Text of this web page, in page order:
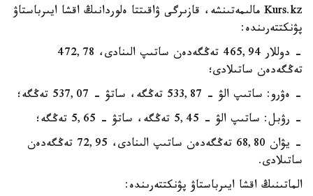
Kurs.kz مالىمەتىنشە، قازىرگى ۋاقىتتا ەلوردانىڭ اقشا ايىرباستاۋ
پۋنكتتەرىندە:
- دوللار 465,94 تەڭگەدەن ساتىپ الىنادى، 472,78
تەڭگەدەن ساتىلادى؛
- ەۋرو: ساتىپ الۋ - 533,87 تەڭگە، ساتۋ - 537,07 تەڭگە؛
- رۋبل: ساتىپ الۋ - 5,45 تەڭگە، ساتۋ - 5,65 تەڭگە؛
- يۋان 68,80 تەڭگەدەن ساتىپ الىنادى، 72,95 تەڭگەدەن
ساتىلادى.
الماتىنىڭ اقشا ايىرباستاۋ پۋنكتتەرىندە: